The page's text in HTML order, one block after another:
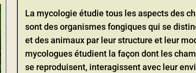
La mycologie étudie tous les aspects des
sont des organismes fongiques qui se
et des animaux par leur structure et leur
mycologues étudient la façon dont les
se reproduisent, interagissent avec leur